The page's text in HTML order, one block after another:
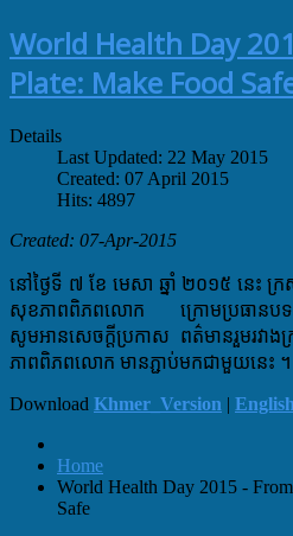
World Health Day
Plate: Make Food
Details
Last Updated: 22 May 2015
Created: 07 April 2015
Hits: 4897
Created: 07-Apr-2015
នៅថ្ងៃទី ៧ ខែ មេសា ឆ្នាំ ២០១៥ នេះ ក្
សុខភាពពិភពលោក ក្រោមប្រធាន
សូមអានសេចក្តីប្រកាស ពត៌មានរួមរវា
ភាពពិភពលោក មានភ្ជាប់មកជាមួយនេះ ។
Download Khmer_Version |
Home
World Health Day 2015 -
Safe